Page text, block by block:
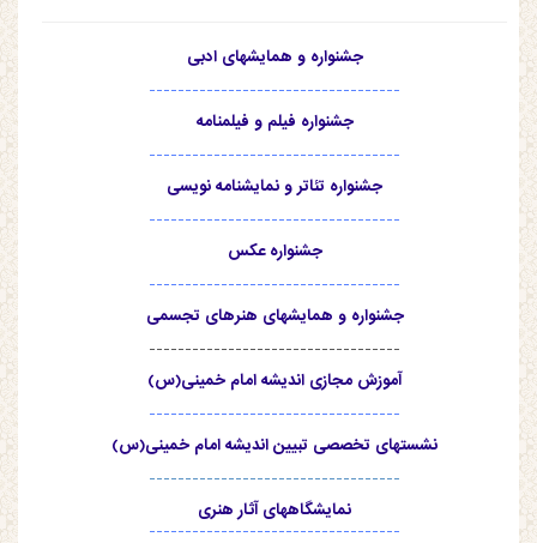
جشنواره و همایشهای ادبی
-----------------------------------
جشنواره فیلم و فیلمنامه
-----------------------------------
جشنواره تئاتر و نمایشنامه نویسی
-----------------------------------
جشنواره عکس
-----------------------------------
جشنواره و همایشهای هنرهای تجسمی
-----------------------------------
آموزش مجازی اندیشه امام خمینی(س)
-----------------------------------
نشستهای تخصصی تبیین اندیشه امام خمینی(س)
-----------------------------------
نمایشگاههای آثار هنری
-----------------------------------